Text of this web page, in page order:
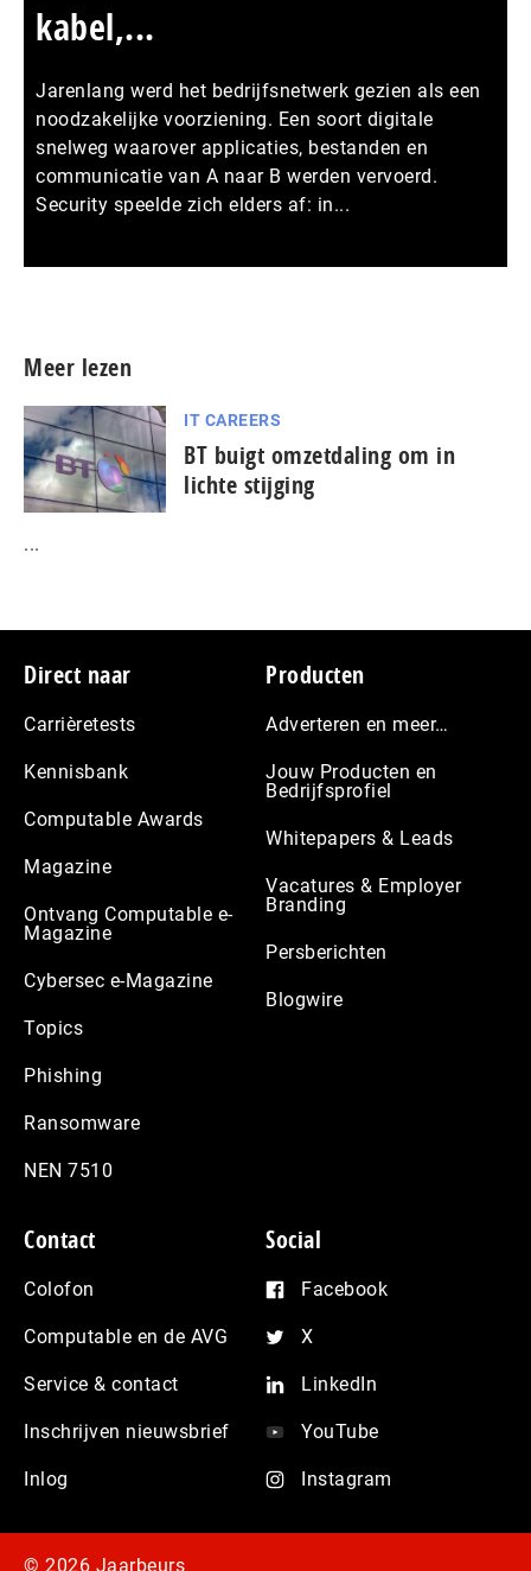
kabel,...
Jarenlang werd het bedrijfsnetwerk gezien als een
noodzakelijke voorziening. Een soort digitale
snelweg waarover applicaties, bestanden en
communicatie van A naar B werden vervoerd.
Security speelde zich elders af: in...
Meer lezen
IT CAREERS
BT buigt omzetdaling om in
lichte stijging
...
Footer
Direct naar
Carrièretests
Kennisbank
Computable Awards
Magazine
Ontvang Computable e-
Magazine
Cybersec e-Magazine
Topics
Phishing
Ransomware
NEN 7510
Producten
Adverteren en meer…
Jouw Producten en
Bedrijfsprofiel
Whitepapers & Leads
Vacatures & Employer
Branding
Persberichten
Blogwire
Contact
Colofon
Computable en de AVG
Service & contact
Inschrijven nieuwsbrief
Inlog
Social
Facebook
X
LinkedIn
YouTube
Instagram
© 2026 Jaarbeurs